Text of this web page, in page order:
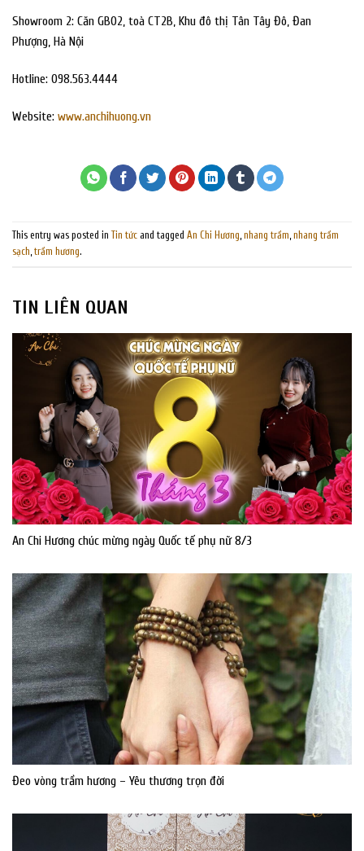
Showroom 2: Căn GB02, toà CT2B, Khu đô thị Tân Tây Đô, Đan
Phượng, Hà Nội
Hotline: 098.563.4444
Website: www.anchihuong.vn
This entry was posted in Tin tức and tagged An Chi Hương,nhang trầm,nhang trầm
sạch,trầm hương.
TIN LIÊN QUAN
An Chi Hương chúc mừng ngày Quốc tế phụ nữ 8/3
Đeo vòng trầm hương – Yêu thương trọn đời